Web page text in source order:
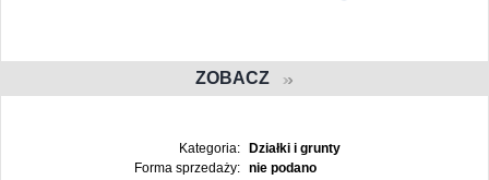
ZOBACZ
Kategoria:
Działki i grunty
Forma sprzedaży:
nie podano